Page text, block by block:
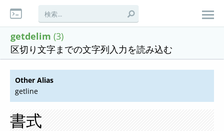
getdelim (3)
区切り文字までの文字列入力を読み込む
Other Alias
getline
書式